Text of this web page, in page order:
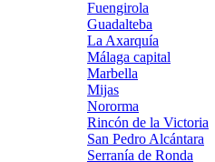
Fuengirola
Guadalteba
La Axarquía
Málaga capital
Marbella
Mijas
Nororma
Rincón de la Victoria
San Pedro Alcántara
Serranía de Ronda